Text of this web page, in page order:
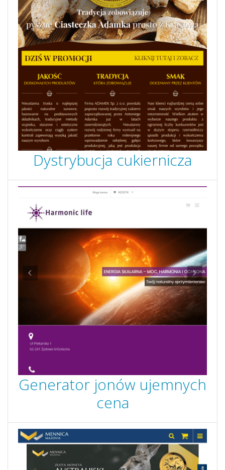
Dystrybucja cukiernicza
Generator jonów ujemnych
cena